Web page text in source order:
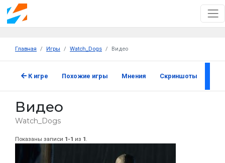
Главная Игры Watch_Dogs Видео
К игре Похожие игры Мнения Скриншоты
Видео
Watch_Dogs
Показаны записи 1-1 из 1.